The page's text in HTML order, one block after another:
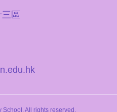
區
All rights reserved.